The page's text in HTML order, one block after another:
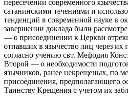
пересечении современного
сатанинскими течениями и
тенденций в современной науке в
завершении доклада были
— о присоединении к Церкви
отпавших в язычество лиц через
согласно учению свт. Мефодия
Второй — о необходимости
язычников, ранее некрещеных, по
присоединения, предполагающего
Таинству Крещения с учетом их